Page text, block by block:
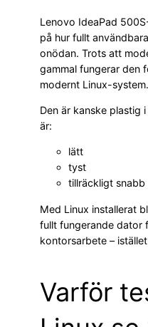
Lenovo IdeaPad
på hur fullt
onödan. Trots att
gammal fungerar den
modernt Linux-system.
Den är kanske plastig
är:
lätt
tyst
tillräckligt
Med Linux installerat
fullt fungerande dator
kontorsarbete –
Varför